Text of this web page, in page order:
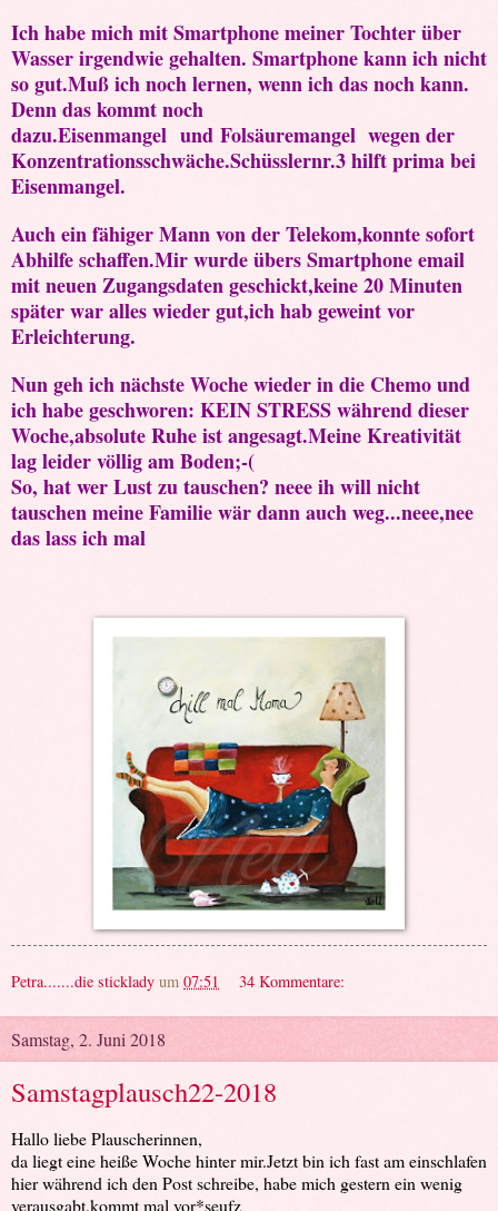
Ich habe mich mit Smartphone meiner Tochter über
Wasser irgendwie gehalten. Smartphone kann ich nicht
so gut.Muß ich noch lernen, wenn ich das noch kann.
Denn das kommt noch
dazu.Eisenmangel und Folsäuremangel wegen der
Konzentrationsschwäche.Schüsslernr.3 hilft prima bei
Eisenmangel.
Auch ein fähiger Mann von der Telekom,konnte sofort
Abhilfe schaffen.Mir wurde übers Smartphone email
mit neuen Zugangsdaten geschickt,keine 20 Minuten
später war alles wieder gut,ich hab geweint vor
Erleichterung.
Nun geh ich nächste Woche wieder in die Chemo und
ich habe geschworen: KEIN STRESS während dieser
Woche,absolute Ruhe ist angesagt.Meine Kreativität
lag leider völlig am Boden;-(
So, hat wer Lust zu tauschen? neee ih will nicht
tauschen meine Familie wär dann auch weg...neee,nee
das lass ich mal
Petra.......die sticklady um 07:51 34 Kommentare:
Samstag, 2. Juni 2018
Samstagplausch22-2018
Hallo liebe Plauscherinnen,
da liegt eine heiße Woche hinter mir.Jetzt bin ich fast am einschlafen
hier während ich den Post schreibe, habe mich gestern ein wenig
verausgabt,kommt mal vor*seufz